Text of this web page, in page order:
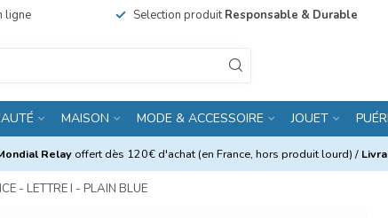
ligne Selection produitResponsable & Durable
MAISON MODE & ACCESSOIRE JOUET
Relay offert dès 120€ d'achat (en France, hors produit lourd) /
- LETTRE I - PLAIN BLUE